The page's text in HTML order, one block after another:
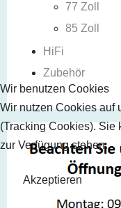
77 Zoll
85 Zoll
HiFi
Zubehör
Wir benutzen Cookies
Wir nutzen Cookies auf
(Tracking Cookies). Sie
zur Verfügung stehen.
Akzeptieren